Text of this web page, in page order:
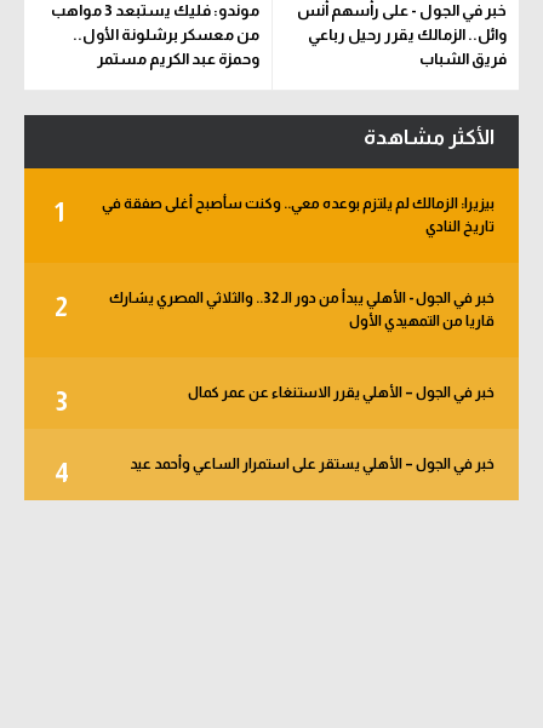
خبر في الجول - على رأسهم أنس
وائل.. الزمالك يقرر رحيل رباعي
فريق الشباب
موندو: فليك يستبعد 3 مواهب
من معسكر برشلونة الأول..
وحمزة عبد الكريم مستمر
الأكثر مشاهدة
1
بيزيرا: الزمالك لم يلتزم بوعده معي.. وكنت سأصبح أغلى صفقة في
تاريخ النادي
2
خبر في الجول - الأهلي يبدأ من دور الـ 32.. والثلاثي المصري يشارك
قاريا من التمهيدي الأول
3 خبر في الجول – الأهلي يقرر الاستنغاء عن عمر كمال
4 خبر في الجول – الأهلي يستقر على استمرار الساعي وأحمد عيد